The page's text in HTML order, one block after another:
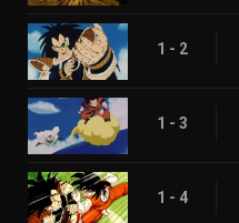
1 - 2
1 - 3
1 - 4